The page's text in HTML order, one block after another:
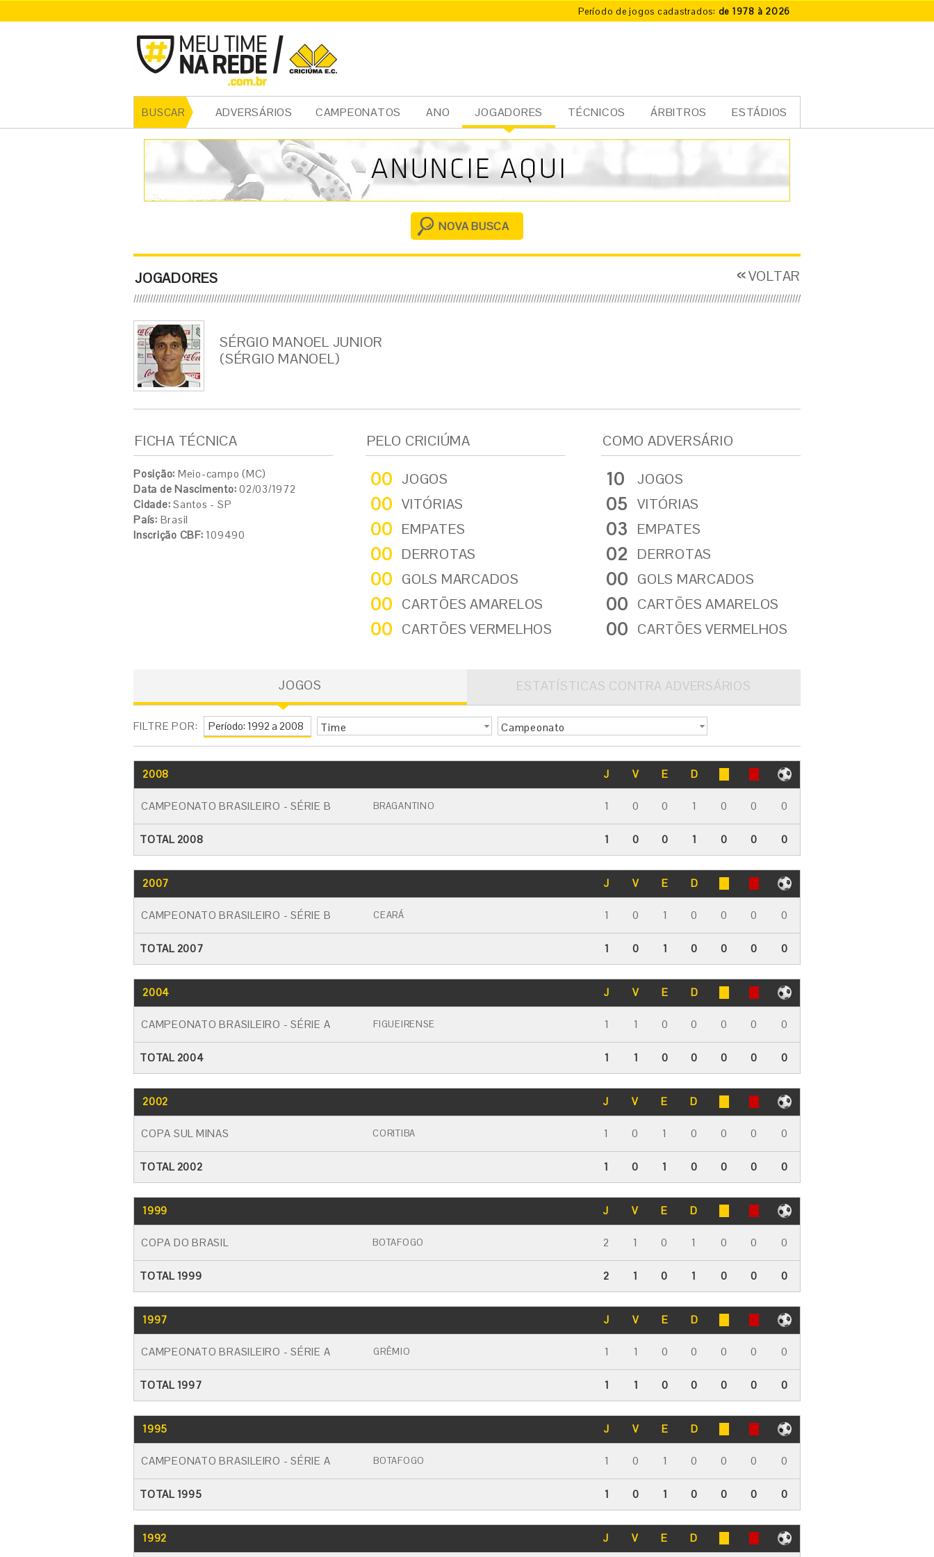
Período de jogos cadastrados: de 1978 à 2026
BUSCAR ADVERSÁRIOS CAMPEONATOS ANO JOGADORES TÉCNICOS ÁRBITROS ESTÁDIOS
cia
l
NOVA BUSCA
JOGADORES VOLTAR
SÉRGIO MANOEL JUNIOR
(SÉRGIO MANOEL)
FICHA TÉCNICA
Posição: Meio-campo (MC)
Data de Nascimento: 02/03/1972
Cidade: Santos - SP
País: Brasil
Inscrição CBF: 109490
PELO CRICIÚMA
00 JOGOS
00 VITÓRIAS
00 EMPATES
00 DERROTAS
00 GOLS MARCADOS
00 CARTÕES AMARELOS
00 CARTÕES VERMELHOS
COMO ADVERSÁRIO
10 JOGOS
05 VITÓRIAS
03 EMPATES
02 DERROTAS
00 GOLS MARCADOS
00 CARTÕES AMARELOS
00 CARTÕES VERMELHOS
JOGOS ESTATÍSTICAS CONTRA ADVERSÁRIOS
FILTRE POR: Time Campeonato
2008 J V E D
CAMPEONATO BRASILEIRO - SÉRIE B BRAGANTINO 1 0 0 1 0 0 0
TOTAL 2008 1 0 0 1 0 0 0
2007 J V E D
CAMPEONATO BRASILEIRO - SÉRIE B CEARÁ 1 0 1 0 0 0 0
TOTAL 2007 1 0 1 0 0 0 0
2004 J V E D
CAMPEONATO BRASILEIRO - SÉRIE A FIGUEIRENSE 1 1 0 0 0 0 0
TOTAL 2004 1 1 0 0 0 0 0
2002 J V E D
COPA SUL MINAS CORITIBA 1 0 1 0 0 0 0
TOTAL 2002 1 0 1 0 0 0 0
1999 J V E D
COPA DO BRASIL BOTAFOGO 2 1 0 1 0 0 0
TOTAL 1999 2 1 0 1 0 0 0
1997 J V E D
CAMPEONATO BRASILEIRO - SÉRIE A GRÊMIO 1 1 0 0 0 0 0
TOTAL 1997 1 1 0 0 0 0 0
1995 J V E D
CAMPEONATO BRASILEIRO - SÉRIE A BOTAFOGO 1 0 1 0 0 0 0
TOTAL 1995 1 0 1 0 0 0 0
1992 J V E D